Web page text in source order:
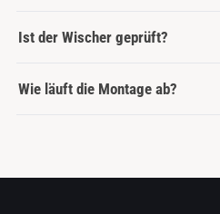
Ist der Wischer geprüft?
Wie läuft die Montage ab?